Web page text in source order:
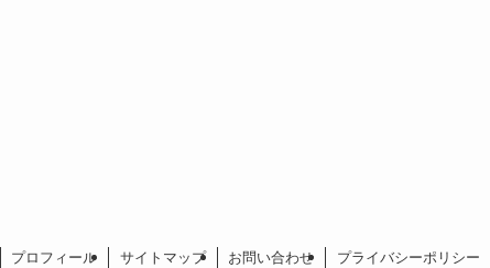
プロフィール サイトマップ お問い合わせ プライバシーポリシー